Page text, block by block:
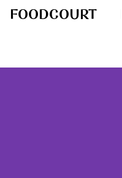
FOODCOURT